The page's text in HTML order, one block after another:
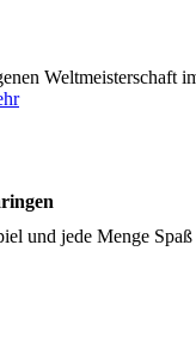
und jede Menge